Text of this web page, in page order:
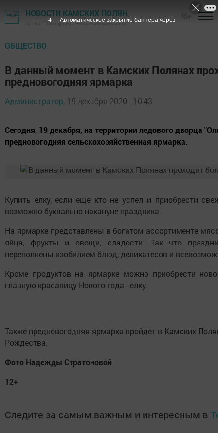
НОВОСТИ КАМСКИХ ПОЛЯН
Газета "Посинформ" - Нижнекамский район
ОБЩЕСТВО
В данный момент в Камских Полянах
предновогодняя ярмарка
Администратор, 19 декабря 2020 - 10:43
Сегодня, 19 декабря, на территории ледового дворца
предновогодняя сельскохозяйственная ярмарка.
Купить елку, если еще кто не успел и приобрести
возможно буквально накануне праздника.
На ярмарке представлены в богатом ассортименте
яйца, фрукты и овощи, сладости. Так что
переполнены изобилием блюд, деликатесов и
Кроме продуктов на ярмарке можно приобрести
главную красавицу Нового года - елку.
Также предновогодняя ярмарка пройдет в Камских
Рождества.
Фото Надежды Стратоновой
12+
Следите за самым важным и интересным в
3 Автоматическое закрытие баннера через